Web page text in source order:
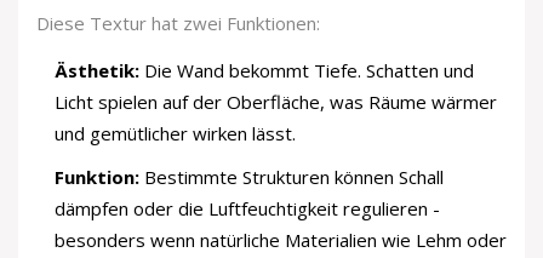
Diese Textur hat zwei Funktionen:
Ästhetik: Die Wand bekommt Tiefe. Schatten und
Licht spielen auf der Oberfläche, was Räume wärmer
und gemütlicher wirken lässt.
Funktion: Bestimmte Strukturen können Schall
dämpfen oder die Luftfeuchtigkeit regulieren -
besonders wenn natürliche Materialien wie Lehm oder